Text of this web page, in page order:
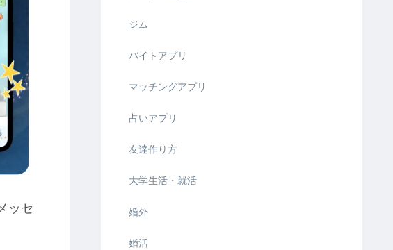
ッセ
ジム
バイトアプリ
マッチングアプリ
占いアプリ
友達作り方
大学生活・就活
婚外
婚活